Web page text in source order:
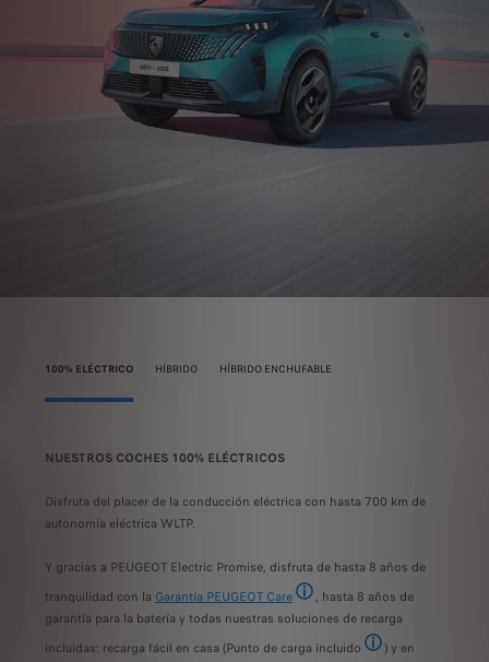
y emisiones combinados WLTP en comparación con un motor de gasolina
NUESTROS COCHES 100% ELÉCTRICOS
Disfruta del placer de la conducción eléctrica con hasta 700 km de
autonomía eléctrica WLTP.
Y gracias a PEUGEOT Electric Promise, disfruta de hasta 8 años de
tranquilidad con la Garantía PEUGEOT Care
La Garantía PEUGEOT Care
, hasta 8 años de
garantía para la batería y todas nuestras soluciones de recarga
incluidas: recarga fácil en casa (Punto de carga incluido
) y en
100% ELÉCTRICO HÍBRIDO HÍBRIDO ENCHUFABLE